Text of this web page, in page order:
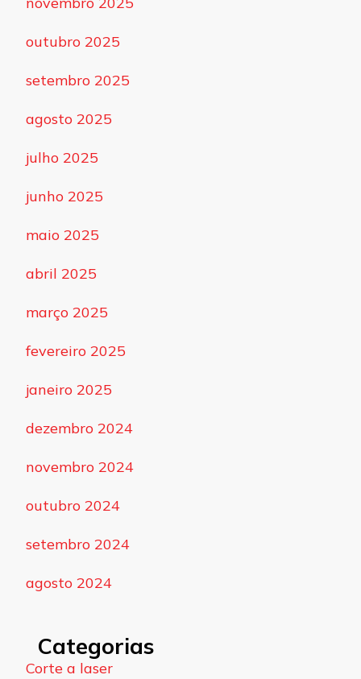
outubro 2025
setembro 2025
agosto 2025
julho 2025
junho 2025
maio 2025
abril 2025
março 2025
fevereiro 2025
janeiro 2025
dezembro 2024
novembro 2024
outubro 2024
setembro 2024
agosto 2024
Categorias
Corte a laser